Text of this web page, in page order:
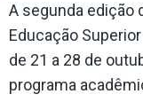
A segunda edição
Educação
de 21 a 28 de
programa